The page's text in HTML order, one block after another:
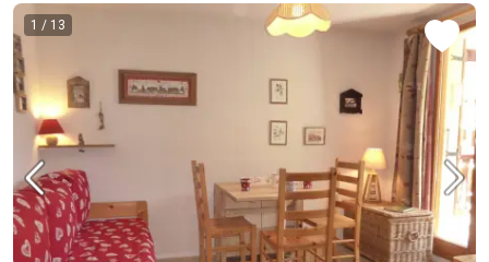
1 / 13